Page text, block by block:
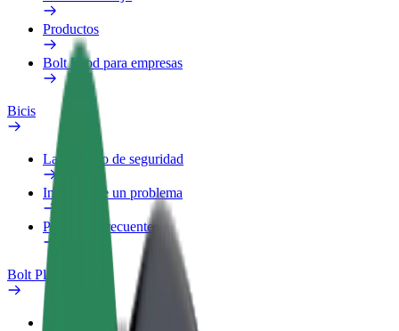
Productos
Bolt Food para empresas
Bicis
Laboratorio de seguridad
Informar de un problema
Preguntas frecuentes
Bolt Plus
Beneficios